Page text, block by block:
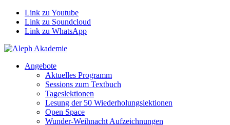
Link zu Youtube
Link zu Soundcloud
Link zu WhatsApp
Angebote
Aktuelles Programm
Sessions zum Textbuch
Tageslektionen
Lesung der 50 Wiederholungslektionen
Open Space
Wunder-Weihnacht Aufzeichnungen